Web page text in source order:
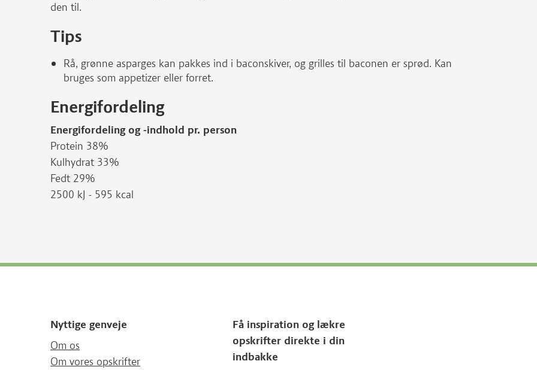
den til.
Tips
Rå, grønne asparges kan pakkes ind i baconskiver, og grilles til baconen er sprød. Kan
bruges som appetizer eller forret.
Energifordeling
Energifordeling og -indhold pr. person
Protein 38%
Kulhydrat 33%
Fedt 29%
2500 kJ - 595 kcal
Nyttige genveje
Om os
Om vores opskrifter
Få inspiration og lækre
opskrifter direkte i din
indbakke